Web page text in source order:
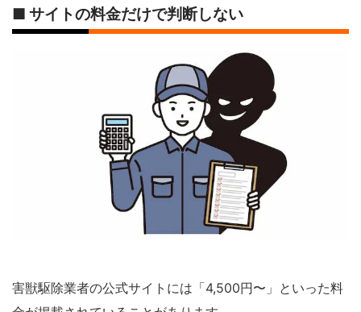
■ サイトの料金だけで判断しない
害獣駆除業者の公式サイトには「4,500円〜」といった料